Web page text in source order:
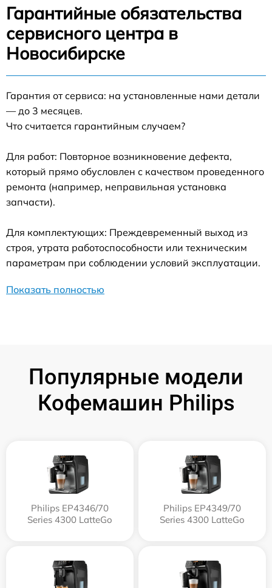
Гарантийные обязательства
сервисного центра в
Новосибирске
Гарантия от сервиса: на установленные нами детали
— до 3 месяцев.
Что считается гарантийным случаем?
Для работ: Повторное возникновение дефекта,
который прямо обусловлен с качеством проведенного
ремонта (например, неправильная установка
запчасти).
Для комплектующих: Преждевременный выход из
строя, утрата работоспособности или техническим
параметрам при соблюдении условий эксплуатации.
Показать полностью
Популярные модели
Кофемашин Philips
Philips EP4346/70
Series 4300 LatteGo
Philips EP4349/70
Series 4300 LatteGo